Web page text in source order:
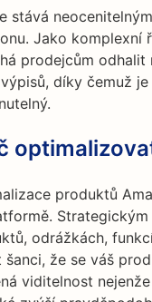
stává
Jako komplexní
prodejcům
díky čemuž
produktů
odrážkách,
šanci, že se váš
viditelnost